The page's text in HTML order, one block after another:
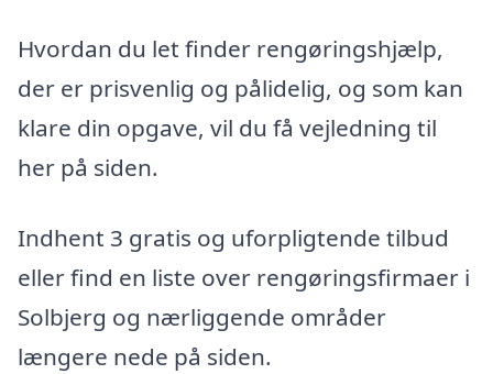
Hvordan du let finder rengøringshjælp,
der er prisvenlig og pålidelig, og som kan
klare din opgave, vil du få vejledning til
her på siden.
Indhent 3 gratis og uforpligtende tilbud
eller find en liste over rengøringsfirmaer i
Solbjerg og nærliggende områder
længere nede på siden.